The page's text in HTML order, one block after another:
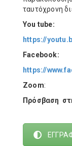
ταυτόχρονη
You tube:
https://
Facebook:
https://
Zoom:
Πρόσβαση